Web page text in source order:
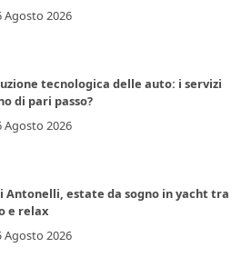
Agosto 2026
tecnologica delle auto: i servizi
di pari passo?
Agosto 2026
Antonelli, estate da sogno in yacht tra
e relax
Agosto 2026